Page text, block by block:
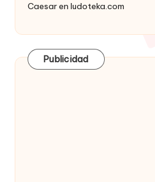
Caesaren ludoteka.com
Publicidad